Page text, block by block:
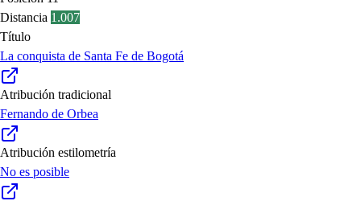
Distancia 1.007
Título
La conquista de Santa Fe de Bogotá
Atribución tradicional
Fernando de Orbea
Atribución estilometría
No es posible